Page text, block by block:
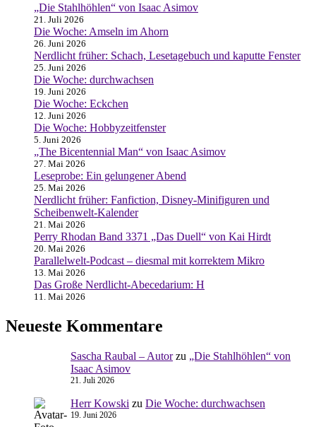
„Die Stahlhöhlen“ von Isaac Asimov
21. Juli 2026
Die Woche: Amseln im Ahorn
26. Juni 2026
Nerdlicht früher: Schach, Lesetagebuch und kaputte Fenster
25. Juni 2026
Die Woche: durchwachsen
19. Juni 2026
Die Woche: Eckchen
12. Juni 2026
Die Woche: Hobbyzeitfenster
5. Juni 2026
„The Bicentennial Man“ von Isaac Asimov
27. Mai 2026
Leseprobe: Ein gelungener Abend
25. Mai 2026
Nerdlicht früher: Fanfiction, Disney-Minifiguren und
Scheibenwelt-Kalender
21. Mai 2026
Perry Rhodan Band 3371 „Das Duell“ von Kai Hirdt
20. Mai 2026
Parallelwelt-Podcast – diesmal mit korrektem Mikro
13. Mai 2026
Das Große Nerdlicht-Abecedarium: H
11. Mai 2026
Neueste Kommentare
Sascha Raubal – Autorzu „Die Stahlhöhlen“ von
Isaac Asimov
21. Juli 2026
Herr Kowski zu Die Woche: durchwachsen
19. Juni 2026